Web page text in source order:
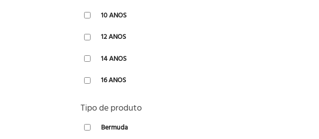
10 ANOS
12 ANOS
14 ANOS
16 ANOS
Tipo de produto
Bermuda